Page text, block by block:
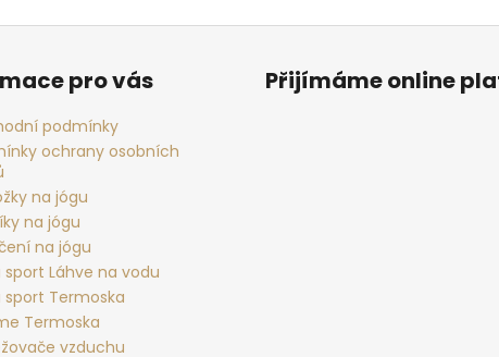
pro vás
podmínky
ochrany osobních
na jógu
na jógu
na jógu
sport Láhve na vodu
sport Termoska
Termoska
vzduchu
Přijímáme online